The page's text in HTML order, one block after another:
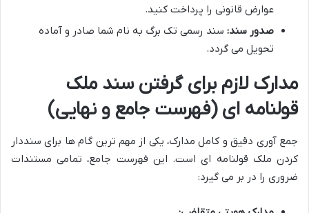
عوارض قانونی را پرداخت کنید.
صدور سند: سند رسمی تک برگ به نام شما صادر و آماده
تحویل می گردد.
مدارک لازم برای گرفتن سند ملک
قولنامه ای (فهرست جامع و نهایی)
جمع آوری دقیق و کامل مدارک، یکی از مهم ترین گام ها برای سنددار
کردن ملک قولنامه ای است. این فهرست جامع، تمامی مستندات
ضروری را در بر می گیرد: